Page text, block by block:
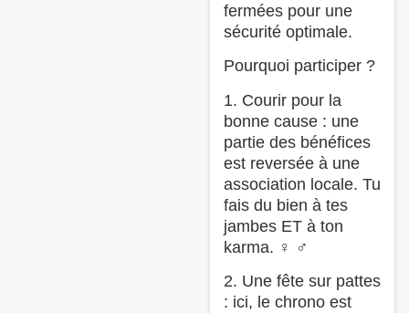
fermées pour une
sécurité optimale. ️
Pourquoi participer ?
1. Courir pour la
bonne cause : une
partie des bénéfices
est reversée à une
association locale. Tu
fais du bien à tes
jambes ET à ton
karma. ‍♀️ ‍♂️
2. Une fête sur pattes
: ici, le chrono est